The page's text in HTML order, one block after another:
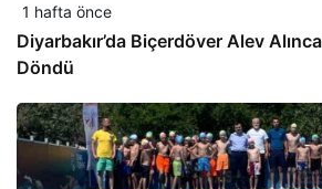
1 hafta önce
Diyarbakır’da Biçerdöver Alev Alınca
Döndü